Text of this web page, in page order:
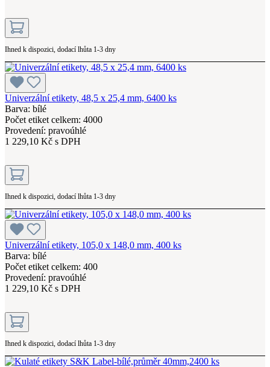
Ihned k dispozici, dodací lhůta 1-3 dny
Univerzální etikety, 48,5 x 25,4 mm, 6400 ks
Barva: bílé
Počet etiket celkem: 4000
Provedení: pravoúhlé
1 229,10 Kč s DPH
Ihned k dispozici, dodací lhůta 1-3 dny
Univerzální etikety, 105,0 x 148,0 mm, 400 ks
Barva: bílé
Počet etiket celkem: 400
Provedení: pravoúhlé
1 229,10 Kč s DPH
Ihned k dispozici, dodací lhůta 1-3 dny